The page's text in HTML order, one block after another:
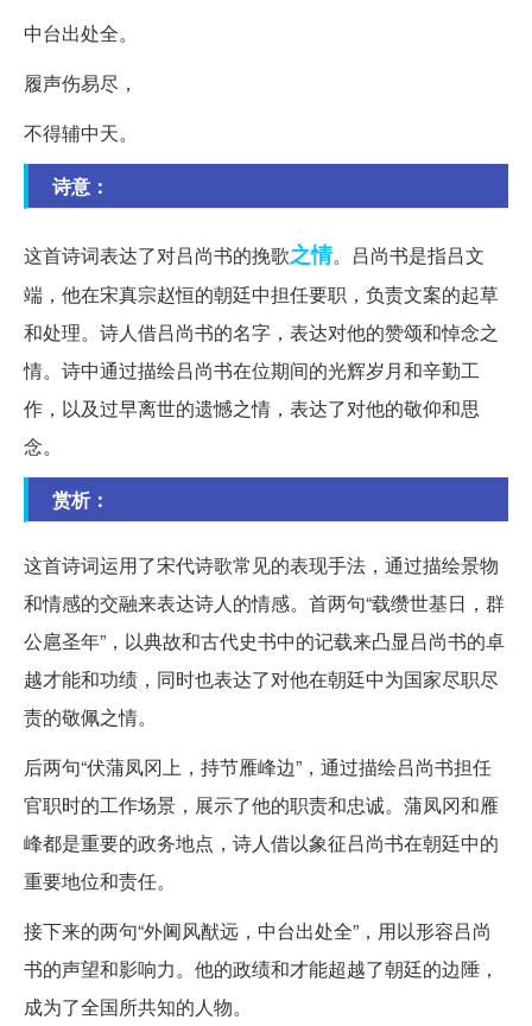
中台出处全。
履声伤易尽，
不得辅中天。
诗意：
这首诗词表达了对吕尚书的挽歌之情。吕尚书是指吕文
端，他在宋真宗赵恒的朝廷中担任要职，负责文案的起草
和处理。诗人借吕尚书的名字，表达对他的赞颂和悼念之
情。诗中通过描绘吕尚书在位期间的光辉岁月和辛勤工
作，以及过早离世的遗憾之情，表达了对他的敬仰和思
念。
赏析：
这首诗词运用了宋代诗歌常见的表现手法，通过描绘景物
和情感的交融来表达诗人的情感。首两句“载缵世基日，群
公扈圣年”，以典故和古代史书中的记载来凸显吕尚书的卓
越才能和功绩，同时也表达了对他在朝廷中为国家尽职尽
责的敬佩之情。
后两句“伏蒲凤冈上，持节雁峰边”，通过描绘吕尚书担任
官职时的工作场景，展示了他的职责和忠诚。蒲凤冈和雁
峰都是重要的政务地点，诗人借以象征吕尚书在朝廷中的
重要地位和责任。
接下来的两句“外阃风猷远，中台出处全”，用以形容吕尚
书的声望和影响力。他的政绩和才能超越了朝廷的边陲，
成为了全国所共知的人物。